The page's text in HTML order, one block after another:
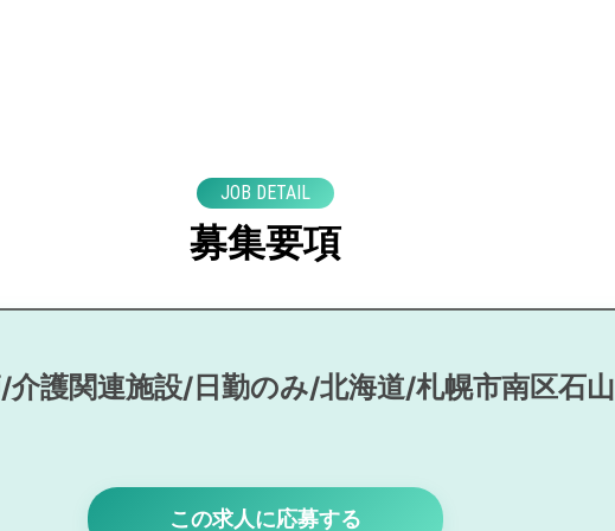
JOB DETAIL
募集要項
介護関連施設/日勤のみ/北海道/札幌市南区石山
この求人に応募する